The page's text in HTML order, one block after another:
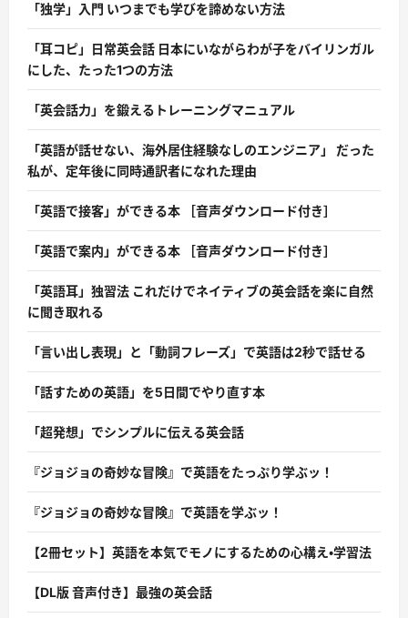
「独学」入門 いつまでも学びを諦めない方法
「耳コピ」日常英会話 日本にいながらわが子をバイリンガル
にした、たった1つの方法
「英会話力」を鍛えるトレーニングマニュアル
「英語が話せない、海外居住経験なしのエンジニア」 だった
私が、定年後に同時通訳者になれた理由
「英語で接客」ができる本 ［音声ダウンロード付き］
「英語で案内」ができる本 ［音声ダウンロード付き］
「英語耳」独習法 これだけでネイティブの英会話を楽に自然
に聞き取れる
「言い出し表現」と「動詞フレーズ」で英語は2秒で話せる
「話すための英語」を5日間でやり直す本
「超発想」でシンプルに伝える英会話
『ジョジョの奇妙な冒険』で英語をたっぷり学ぶッ！
『ジョジョの奇妙な冒険』で英語を学ぶッ！
【2冊セット】英語を本気でモノにするための心構え・学習法
【DL版 音声付き】最強の英会話